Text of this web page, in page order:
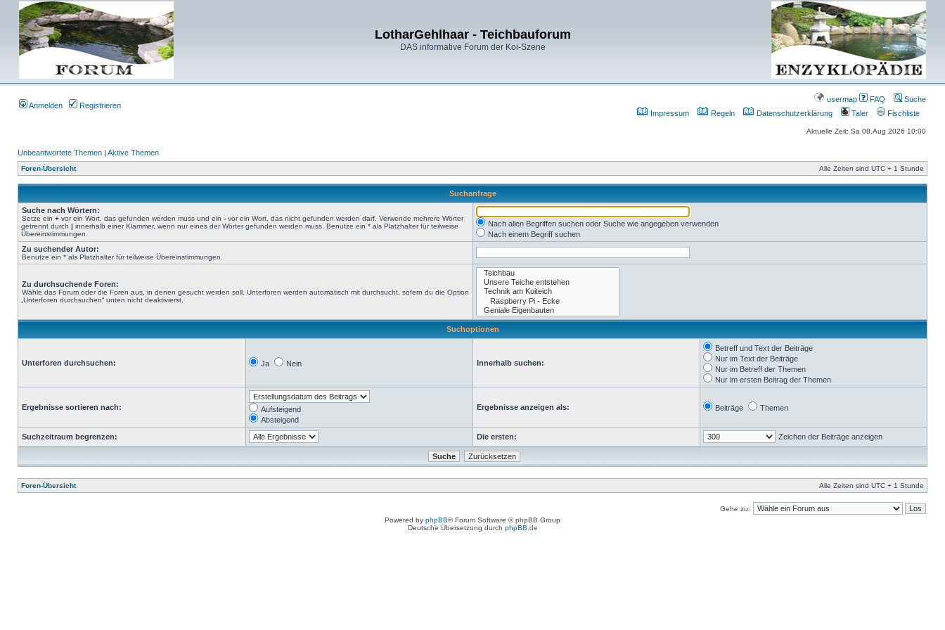
LotharGehlhaar - Teichbauforum
DAS informative Forum der Koi-Szene
Anmelden Registrieren
usermap FAQ
Suche
Impressum
Regeln Datenschutzerklärung Taler Fischliste
Aktuelle Zeit: Sa 08.Aug 2026 10:00
Unbeantwortete Themen | Aktive Themen
Foren-Übersicht Alle Zeiten sind UTC + 1 Stunde
Suchanfrage
Suche nach Wörtern:
Setze ein + vor ein Wort, das gefunden werden muss und ein - vor ein Wort, das nicht gefunden werden darf. Verwende mehrere Wörter
getrennt durch | innerhalb einer Klammer, wenn nur eines der Wörter gefunden werden muss. Benutze ein * als Platzhalter für teilweise
Übereinstimmungen.
Nach allen Begriffen suchen oder Suche wie angegeben verwenden
Nach einem Begriff suchen
Zu suchender Autor:
Benutze ein * als Platzhalter für teilweise Übereinstimmungen.
Zu durchsuchende Foren:
Wähle das Forum oder die Foren aus, in denen gesucht werden soll. Unterforen werden automatisch mit durchsucht, sofern du die Option
„Unterforen durchsuchen“ unten nicht deaktivierst.
Suchoptionen
Unterforen durchsuchen: Ja Nein Innerhalb suchen:
Betreff und Text der Beiträge
Nur im Text der Beiträge
Nur im Betreff der Themen
Nur im ersten Beitrag der Themen
Ergebnisse sortieren nach:
Aufsteigend
Absteigend
Ergebnisse anzeigen als: Beiträge Themen
Suchzeitraum begrenzen: Die ersten: Zeichen der Beiträge anzeigen
Foren-Übersicht Alle Zeiten sind UTC + 1 Stunde
Gehe zu:
Powered by phpBB® Forum Software © phpBB Group
Deutsche Übersetzung durch phpBB.de